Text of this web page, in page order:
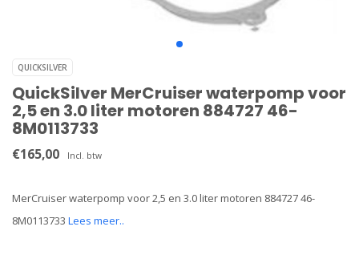
QUICKSILVER
QuickSilver MerCruiser waterpomp voor
2,5 en 3.0 liter motoren 884727 46-
8M0113733
€165,00 Incl. btw
MerCruiser waterpomp voor 2,5 en 3.0 liter motoren 884727 46-
8M0113733 Lees meer..